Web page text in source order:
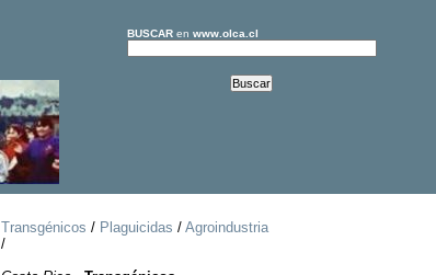
BUSCARen www.olca.cl
Transgénicos / Plaguicidas / Agroindustria
/